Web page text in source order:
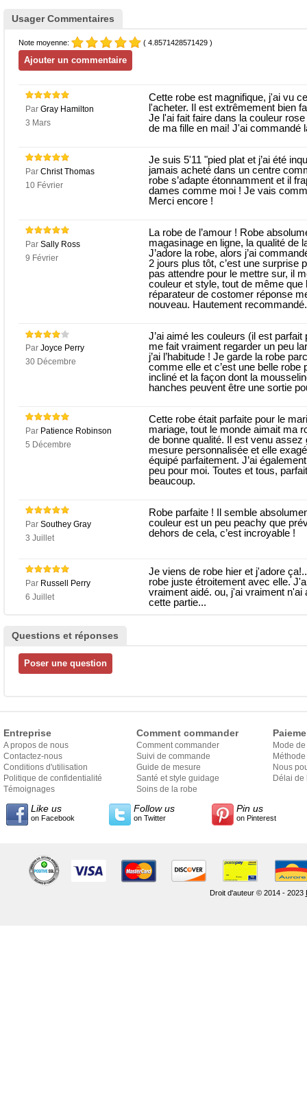
Usager Commentaires
Note moyenne: ( 4.8571428571429 )
Par Gray Hamilton
3 Mars
Cette robe est magnifique, j'ai vu
l'acheter. Il est extrêmement bien
Je l'ai fait faire dans la couleur
de ma fille en mai! J'ai commandé
Par Christ Thomas
10 Février
Je suis 5'11 "pied plat et j’ai été
jamais acheté dans un centre
robe s’adapte étonnamment et il
dames comme moi ! Je vais
Merci encore !
Par Sally Ross
9 Février
La robe de l’amour ! Robe
magasinage en ligne, la qualité de
J’adore la robe, alors j’ai
2 jours plus tôt, c’est une surprise
pas attendre pour le mettre sur, il
couleur et style, tout de même que
réparateur de costomer réponse
nouveau. Hautement
Par Joyce Perry
30 Décembre
J’ai aimé les couleurs (il est
me fait vraiment regarder un peu
j’ai l’habitude ! Je garde la robe
comme elle et c’est une belle
incliné et la façon dont la
hanches peuvent être une sortie
Par Patience Robinson
5 Décembre
Cette robe était parfaite pour le
mariage, tout le monde aimait ma
de bonne qualité. Il est venu
mesure personnalisée et elle
équipé parfaitement. J’ai
peu pour moi. Toutes et tous,
beaucoup.
Par Southey Gray
3 Juillet
Robe parfaite ! Il semble
couleur est un peu peachy que
dehors de cela, c’est incroyable !
Par Russell Perry
6 Juillet
Je viens de robe hier et j'adore
robe juste étroitement avec elle.
vraiment aidé. ou, j'ai vraiment
cette partie...
Questions et réponses
Entreprise
A propos de nous
Contactez-nous
Conditions d'utilisation
Politique de confidentialité
Témoignages
Comment commander
Comment commander
Suivi de commande
Guide de mesure
Santé et style guidage
Soins de la robe
Mode
Nous
Délai de
Like us
on Facebook
Follow us
on Twitter
Pin us
on Pinterest
Droit d'auteur © 2014 - 2023